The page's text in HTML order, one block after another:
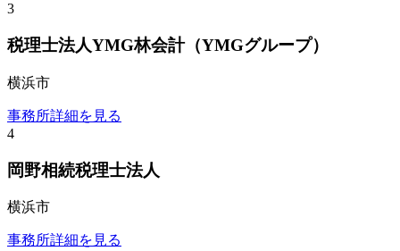
3
税理士法人YMG林会計（YMGグループ）
横浜市
事務所詳細を見る
4
岡野相続税理士法人
横浜市
事務所詳細を見る